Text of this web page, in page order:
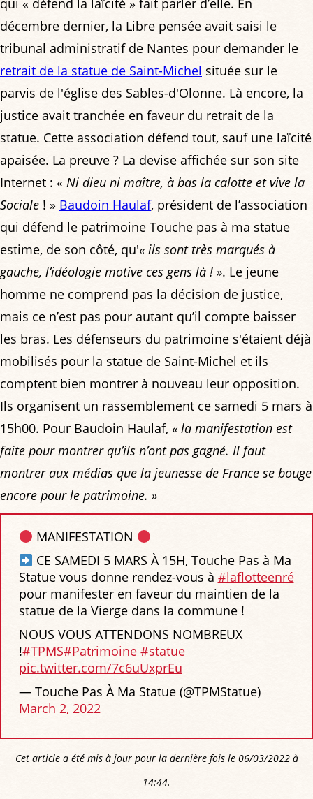
qui « défend la laïcité » fait parler d’elle. En
décembre dernier, la Libre pensée avait saisi le
tribunal administratif de Nantes pour demander le
retrait de la statue de Saint-Michel située sur le
parvis de l'église des Sables-d'Olonne. Là encore, la
justice avait tranchée en faveur du retrait de la
statue. Cette association défend tout, sauf une laïcité
apaisée. La preuve ? La devise affichée sur son site
Internet : « Ni dieu ni maître, à bas la calotte et vive la
Sociale ! » Baudoin Haulaf, président de l’association
qui défend le patrimoine Touche pas à ma statue
estime, de son côté, qu'« ils sont très marqués à
gauche, l’idéologie motive ces gens là ! ». Le jeune
homme ne comprend pas la décision de justice,
mais ce n’est pas pour autant qu’il compte baisser
les bras. Les défenseurs du patrimoine s'étaient déjà
mobilisés pour la statue de Saint-Michel et ils
comptent bien montrer à nouveau leur opposition.
Ils organisent un rassemblement ce samedi 5 mars à
15h00. Pour Baudoin Haulaf, « la manifestation est
faite pour montrer qu’ils n’ont pas gagné. Il faut
montrer aux médias que la jeunesse de France se bouge
encore pour le patrimoine. »
MANIFESTATION
CE SAMEDI 5 MARS À 15H, Touche Pas à Ma
Statue vous donne rendez-vous à #laflotteenré
pour manifester en faveur du maintien de la
statue de la Vierge dans la commune !
NOUS VOUS ATTENDONS NOMBREUX
!#TPMS#Patrimoine #statue
pic.twitter.com/7c6uUxprEu
— Touche Pas À Ma Statue (@TPMStatue)
March 2, 2022
Cet article a été mis à jour pour la dernière fois le 06/03/2022 à
14:44.